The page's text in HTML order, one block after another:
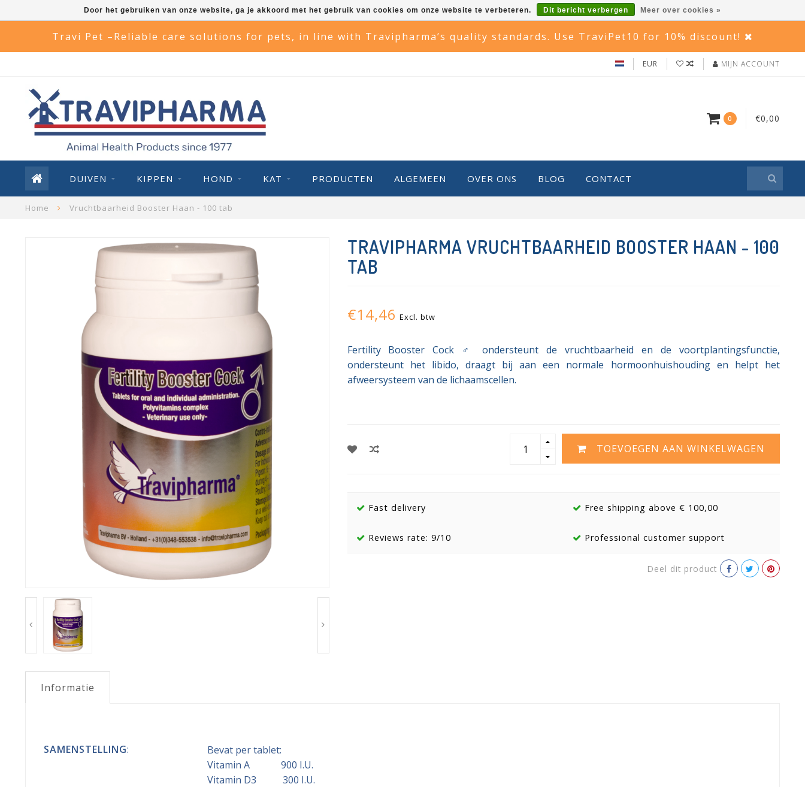
Travi Pet –Reliable care solutions for pets, in line with Travipharma’s quality standards. Use TraviPet10 for 10% discount!
EUR MIJN ACCOUNT
0 €0,00
DUIVEN KIPPEN HOND KAT PRODUCTEN ALGEMEEN OVER ONS BLOG CONTACT
Home Vruchtbaarheid Booster Haan - 100 tab
TRAVIPHARMA VRUCHTBAARHEID BOOSTER HAAN - 100
TAB
€14,46 Excl. btw
Fertility Booster Cock ♂ ondersteunt de vruchtbaarheid en de voortplantingsfunctie,
ondersteunt het libido, draagt bij aan een normale hormoonhuishouding en helpt het
afweersysteem van de lichaamscellen.
TOEVOEGEN AAN WINKELWAGEN
Fast delivery Free shipping above € 100,00
Reviews rate: 9/10 Professional customer support
Deel dit product
Informatie
SAMENSTELLING:
Bevat per tablet:
Vitamin A 900 I.U.
Vitamin D3 300 I.U.
Door het gebruiken van onze website, ga je akkoord met het gebruik van cookies om onze website te verbeteren. Dit bericht verbergen Meer over cookies »